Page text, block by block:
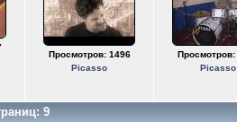
Просмотров: 1496
Picasso
Просмотров:
Picasso
9